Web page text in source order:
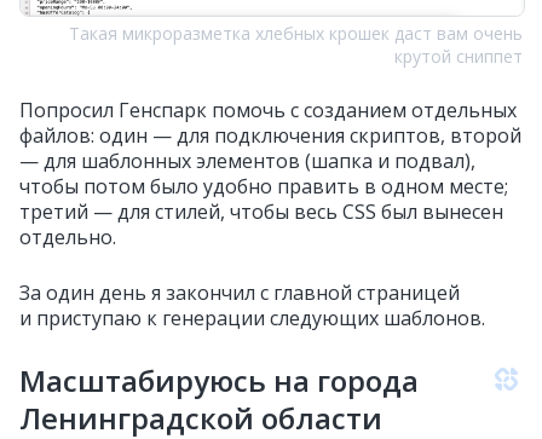
Такая микроразметка хлебных крошек даст вам очень
крутой сниппет
Попросил Генспарк помочь с созданием отдельных
файлов: один — для подключения скриптов, второй
— для шаблонных элементов (шапка и подвал),
чтобы потом было удобно править в одном месте;
третий — для стилей, чтобы весь CSS был вынесен
отдельно.
За один день я закончил с главной страницей
и приступаю к генерации следующих шаблонов.
Масштабируюсь на города
Ленинградской области